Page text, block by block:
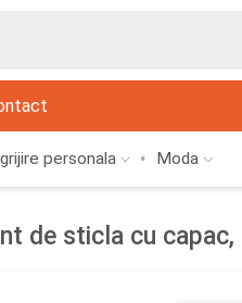
personala Moda
de sticla cu